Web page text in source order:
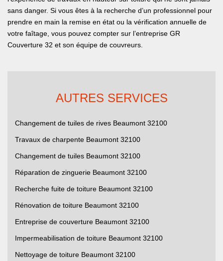
sans danger. Si vous êtes à la recherche d’un professionnel pour
prendre en main la remise en état ou la vérification annuelle de
votre faîtage, vous pouvez compter sur l’entreprise GR
Couverture 32 et son équipe de couvreurs.
AUTRES SERVICES
Changement de tuiles de rives Beaumont 32100
Travaux de charpente Beaumont 32100
Changement de tuiles Beaumont 32100
Réparation de zinguerie Beaumont 32100
Recherche fuite de toiture Beaumont 32100
Rénovation de toiture Beaumont 32100
Entreprise de couverture Beaumont 32100
Impermeabilisation de toiture Beaumont 32100
Nettoyage de toiture Beaumont 32100